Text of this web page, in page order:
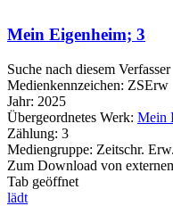
Mein Eigenheim; 3
Suche nach diesem Verfasser
Medienkennzeichen: ZSErw
Jahr: 2025
Übergeordnetes Werk: Mein
Zählung: 3
Mediengruppe: Zeitschr. Erw.
Zum Download von
Tab geöffnet
lädt